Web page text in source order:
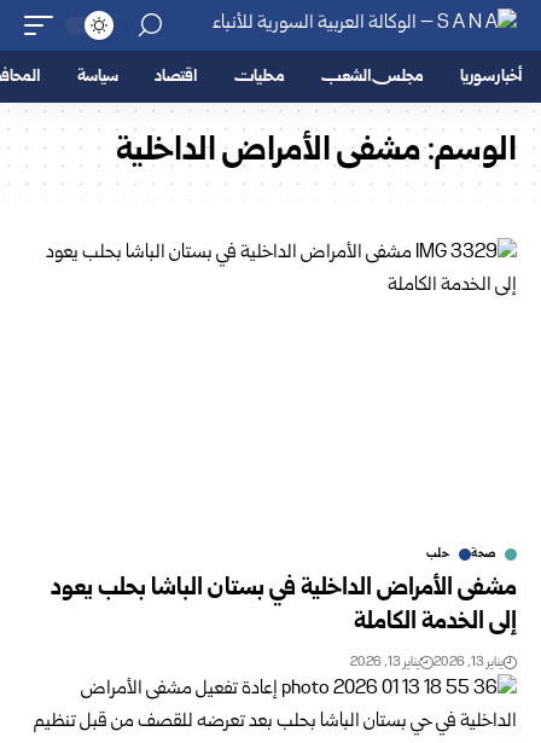
أخبار سوريا مجلس الشعب محليات اقتصاد سياسة
الوسم:مشفى الأمراض الداخلية
صحة حلب
مشفى الأمراض الداخلية في بستان الباشا بحلب يعود
إلى الخدمة الكاملة
يناير 13, 2026 يناير 13, 2026